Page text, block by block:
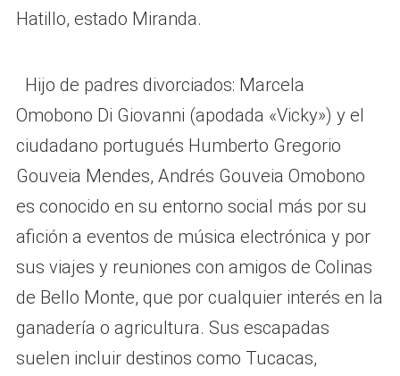
Hatillo, estado Miranda.
Hijo de padres divorciados: Marcela
Omobono Di Giovanni (apodada «Vicky») y el
ciudadano portugués Humberto Gregorio
Gouveia Mendes, Andrés Gouveia Omobono
es conocido en su entorno social más por su
afición a eventos de música electrónica y por
sus viajes y reuniones con amigos de Colinas
de Bello Monte, que por cualquier interés en la
ganadería o agricultura. Sus escapadas
suelen incluir destinos como Tucacas,